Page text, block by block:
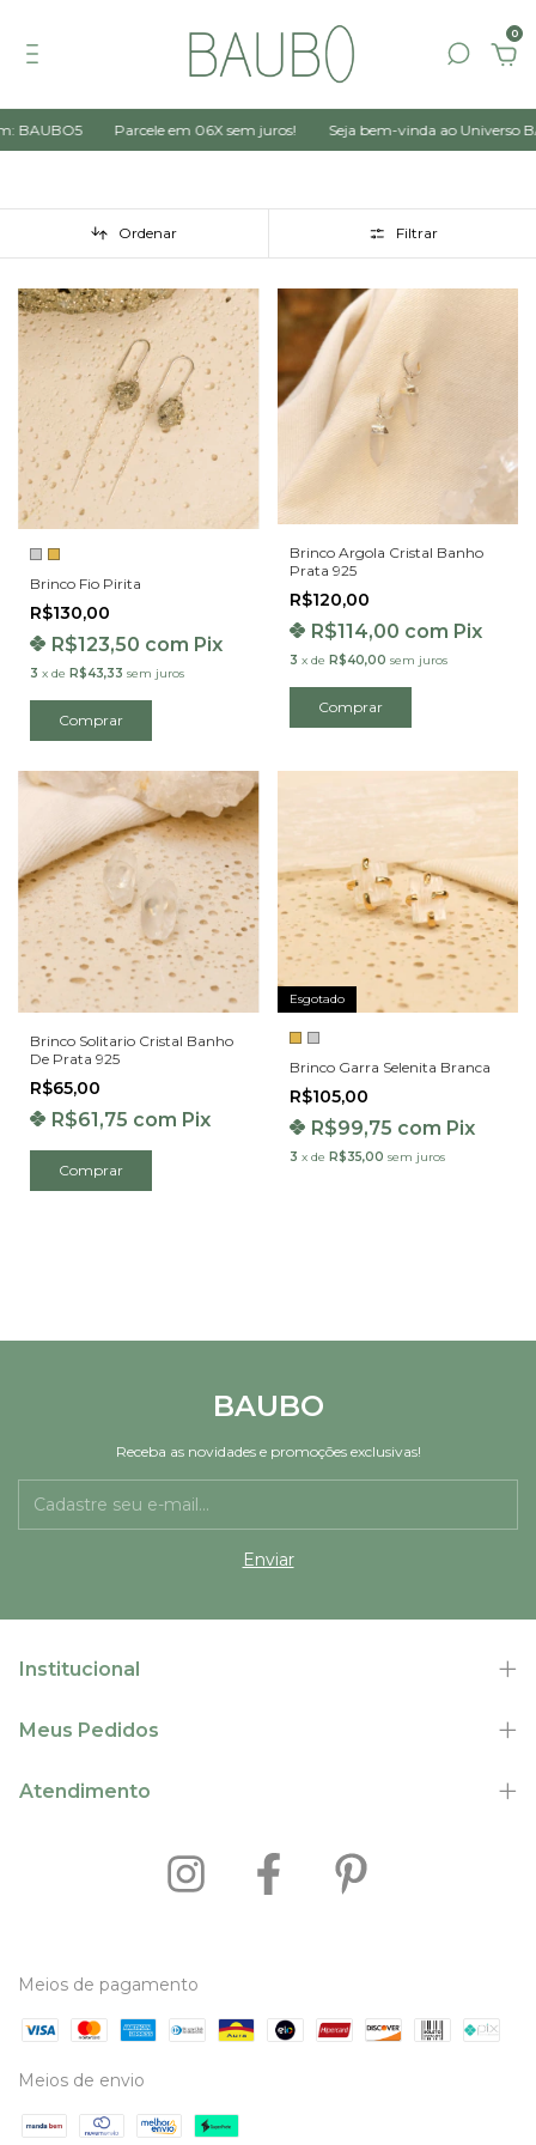
0
BAUBO5 Parcele em 06X sem juros! Seja bem-vinda ao Universo
Ordenar Filtrar
Brinco Fio Pirita
R$130,00
R$123,50 com Pix
3 x de R$43,33 sem juros
Comprar
Brinco Argola Cristal Banho
Prata 925
R$120,00
R$114,00 com Pix
3 x de R$40,00 sem juros
Brinco Solitario Cristal Banho
De Prata 925
R$65,00
R$61,75 com Pix
Esgotado
Brinco Garra Selenita Branca
R$105,00
R$99,75 com Pix
3 x de R$35,00 sem juros
BAUBO
Receba as novidades e promoções exclusivas!
Institucional
Meus Pedidos
Atendimento
Meios de pagamento
Meios de envio